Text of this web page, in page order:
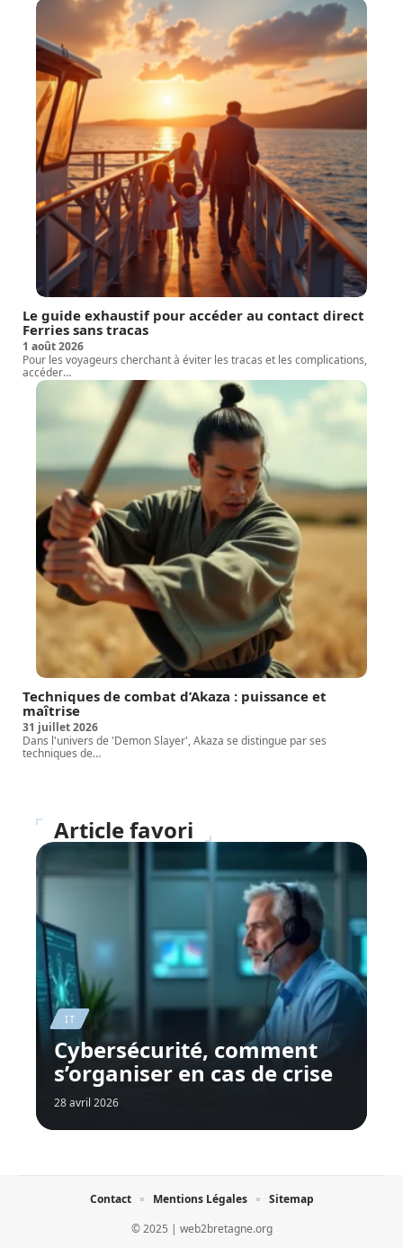
Le guide exhaustif pour accéder au contact direct
Ferries sans tracas
1 août 2026
Pour les voyageurs cherchant à éviter les tracas et les complications,
accéder…
Techniques de combat d’Akaza : puissance et
maîtrise
31 juillet 2026
Dans l'univers de 'Demon Slayer', Akaza se distingue par ses
techniques de…
Article favori
IT
Cybersécurité, comment
s’organiser en cas de crise
28 avril 2026
© 2025 | web2bretagne.org
Contact Mentions Légales Sitemap